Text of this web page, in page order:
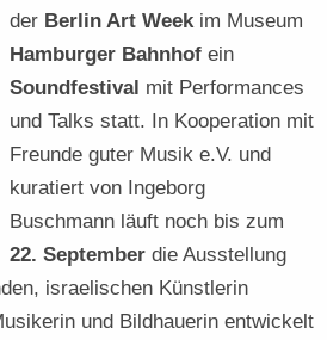
der Berlin Art Week im Museum
Hamburger Bahnhof ein
Soundfestival mit Performances
und Talks statt. In Kooperation mit
Freunde guter Musik e.V. und
kuratiert von Ingeborg
Buschmann läuft noch bis zum
22. September die Ausstellung
israelischen Künstlerin
und Bildhauerin entwickelt